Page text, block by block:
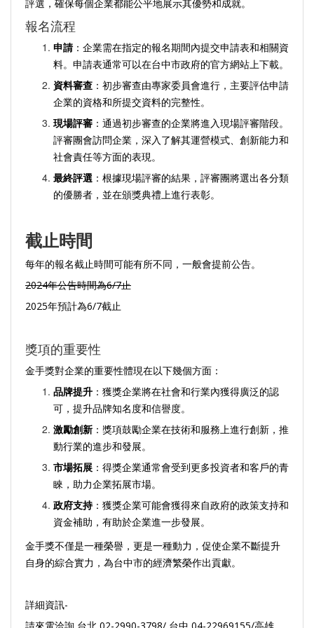
評選，確保每個企業都能公平地展示其優勢和成就。
報名流程
申請：企業需在指定的報名期間內提交申請表和相關資
料。申請表通常可以在台中市政府的官方網站上下載。
資料審查 ：初步審查由專家委員會進行，主要評估申請
企業的資格和所提交資料的完整性。
現場評審 ：通過初步審查的企業將進入現場評審階段。
評審團會訪問企業，深入了解其運營模式、創新能力和
社會責任等方面的表現。
最終評選 ：根據現場評審的結果，評審團將選出各分類
的優勝者，並在頒獎典禮上進行表彰。
截止時間
每年的報名截止時間可能有所不同，一般會提前公告。
2024年公告時間為6/7止
2025年預計為6/7截止
獎項的重要性
金手獎對企業的重要性體現在以下幾個方面：
品牌提升 ：獲獎企業將在社會和行業內獲得廣泛的認
可，提升品牌知名度和信譽度。
激勵創新 ：獎項鼓勵企業在技術和服務上進行創新，推
動行業的進步和發展。
市場拓展 ：得獎企業通常會受到更多投資者和客戶的青
睞，助力企業拓展市場。
政府支持：獲獎企業可能會獲得來自政府的政策支持和
資金補助，有助於企業進一步發展。
金手獎不僅是一種榮譽，更是一種動力，促使企業不斷提升
自身的綜合實力，為台中市的經濟繁榮作出貢獻。
詳細資訊-